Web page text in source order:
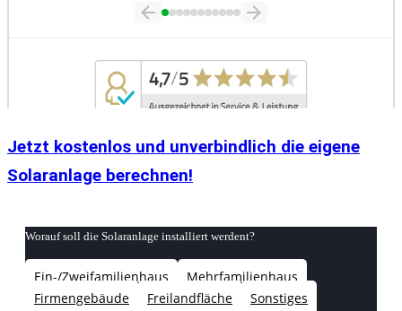
Jetzt kostenlos und unverbindlich die eigene
Solaranlage berechnen!
Worauf soll die Solaranlage installiert werdent?
Ein-/Zweifamilienhaus
Mehrfamilienhaus
Firmengebäude
Freilandfläche
Sonstiges